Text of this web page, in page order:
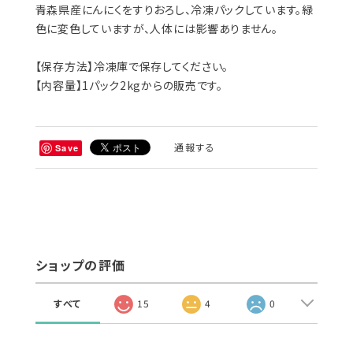
青森県産にんにくをすりおろし、冷凍パックしています。緑
色に変色していますが、人体には影響ありません。
【保存方法】冷凍庫で保存してください。
【内容量】1パック2kgからの販売です。
Save 通報する
ショップの評価
すべて 15 4 0